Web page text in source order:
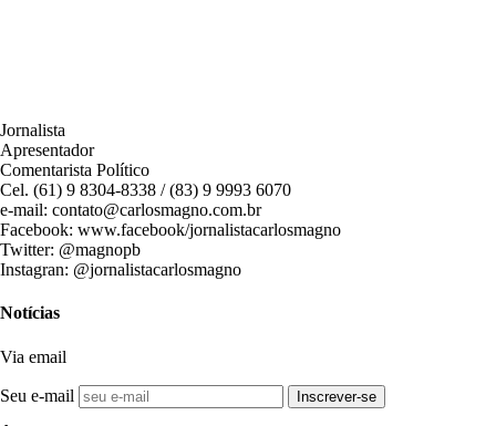
Jornalista
Apresentador
Comentarista Político
Cel. (61) 9 8304-8338 / (83) 9 9993 6070
e-mail: contato@carlosmagno.com.br
Facebook: www.facebook/jornalistacarlosmagno
Twitter: @magnopb
Instagran: @jornalistacarlosmagno
Notícias
Via email
Seu e-mail Inscrever-se